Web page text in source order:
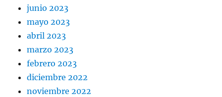
junio 2023
mayo 2023
abril 2023
marzo 2023
febrero 2023
diciembre 2022
noviembre 2022